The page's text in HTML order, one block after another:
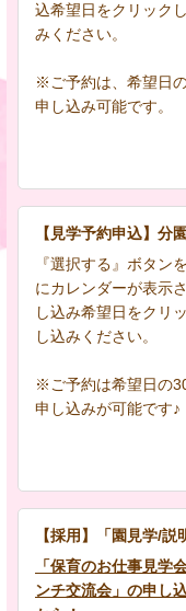
込希望日をクリック
みください。
※ご予約は、希望日
申し込み可能です。
【見学予約申込】分
『選択する』ボタン
にカレンダーが表示
し込み希望日をクリ
し込みください。
※ご予約は希望日の
申し込みが可能です♪
【採用】「園見学/
「保育のお仕事見学
ンチ交流会」の申し